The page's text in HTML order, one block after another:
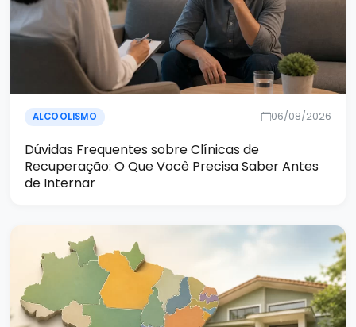
ALCOOLISMO 06/08/2026
Dúvidas Frequentes sobre Clínicas de
Recuperação: O Que Você Precisa Saber Antes
de Internar